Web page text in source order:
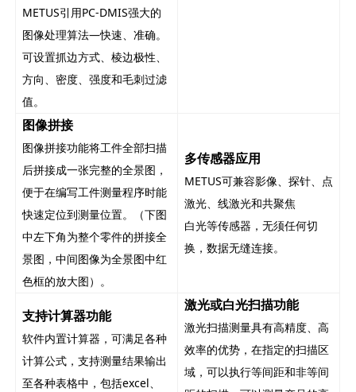
METUS引用PC-DMIS强大的
图像处理算法—快速、准确。
可设置抓边方式、棱边极性、
方向、密度、强度和毛刺过滤
值。
图像拼接
图像拼接功能将工件全部扫描
后拼接成一张完整的全景图，
便于在编写工件测量程序时能
快速定位到测量位置。（下图
中左下角为整个零件的拼接全
景图，中间图像为全景图中红
色框的放大图）。
多传感器应用
METUS可兼容影像、探针、点
激光、线激光和共聚焦
白光等传感器，无须任何切
换，数据无缝连接。
支持计算器功能
软件内置计算器，可满足各种
计算公式，支持测量结果输出
至各种表格中，包括excel、
激光或白光扫描功能
激光扫描测量具有高精度、高
效率的优势，在指定的扫描区
域，可以执行等间距和非等间